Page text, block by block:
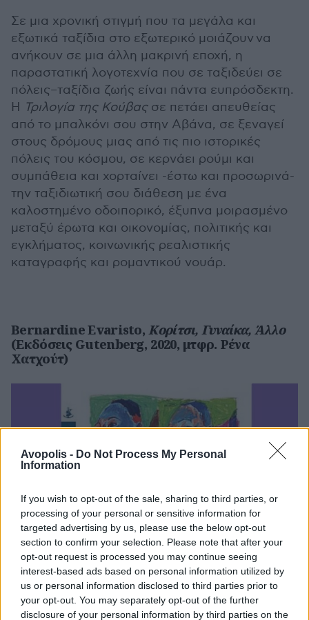
Avopolis - Do Not Process My Personal
Information
If you wish to opt-out of the sale, sharing to third parties, or
processing of your personal or sensitive information for
targeted advertising by us, please use the below opt-out
section to confirm your selection. Please note that after your
opt-out request is processed you may continue seeing
interest-based ads based on personal information utilized by
us or personal information disclosed to third parties prior to
your opt-out. You may separately opt-out of the further
disclosure of your personal information by third parties on the
Σε μια χρονική στιγμή που τα μεγάλα και
εξωτικά ταξίδια στο εξωτερικό μοιάζουν να
ανήκουν σε μια άλλη μακρινή εποχή, η
παραστατική λογοτεχνία που σε ταξιδεύει σε
πόλεις–ταξίδια ζωής είναι πάντα ευπρόσδεκτη.
Η
Τριλογία της Κούβας σε πετάει απευθείας
από το μπαλκόνι σου στην Αβάνα, σε ξεναγεί
στους δρόμους μιας από τις πιο ιστορικές
πόλεις του κόσμου, σε κερνάει ρούμι και
συμπάθεια και χορταίνει -έστω και προσωρινά-
την ταξιδιωτική σου διάθεση με ένα
καλοστημένο οδοιπορικό, έξυπνα μοιρασμένο
μεταξύ έρωτα και οικονομίας, πολιτικής και
εγκλήματος, κοινωνικής ρεαλιστικής
καταγραφής και ρομαντικού νουάρ.
Bernardine Evaristo,Κορίτσι, Γυναίκα, Άλλο
(Εκδόσεις Gutenberg, 2020, μτφρ. Ρένα
Χατχούτ)